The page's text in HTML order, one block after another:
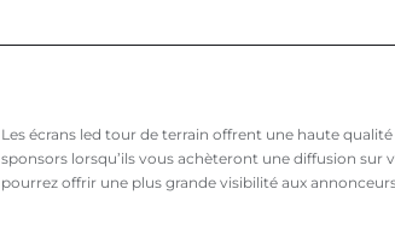
Les écrans led tour de terrain offrent une haute
sponsors lorsqu’ils vous achèteront une diffusion
pourrez offrir une plus grande visibilité aux